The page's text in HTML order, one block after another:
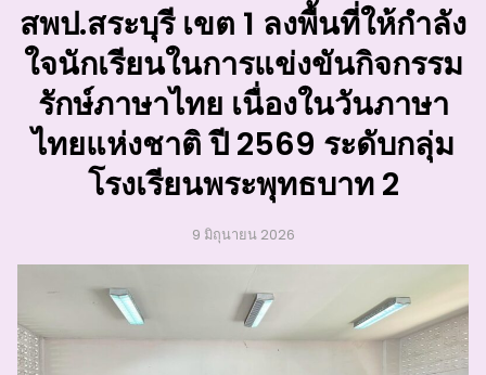
สพป.สระบุรี เขต 1 ลงพื้นที่ให้กำลัง
ใจนักเรียนในการแข่งขันกิจกรรม
รักษ์ภาษาไทย เนื่องในวันภาษา
ไทยแห่งชาติ ปี 2569 ระดับกลุ่ม
โรงเรียนพระพุทธบาท 2
9 มิถุนายน 2026